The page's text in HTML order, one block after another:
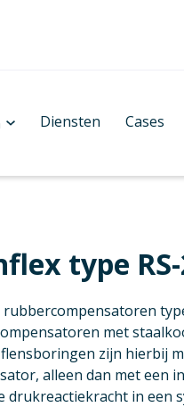
Diensten Cases
type
rubbercompensatoren
met
zijn hierbij
alleen dan met een
drukreactiekracht in een